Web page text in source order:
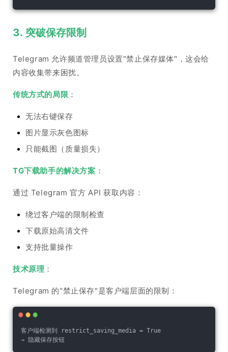
3. 突破保存限制
Telegram 允许频道管理员设置"禁止保存媒体"，这会给
内容收集带来困扰。
传统方式的局限 ：
无法右键保存
图片显示灰色图标
只能截图（质量损失）
TG下载助手的解决方案 ：
通过 Telegram 官方 API 获取内容：
绕过客户端的限制检查
下载原始高清文件
支持批量操作
技术原理 ：
Telegram 的"禁止保存"是客户端层面的限制：
客户端检测到 restrict_saving_media = True
→ 隐藏保存按钮